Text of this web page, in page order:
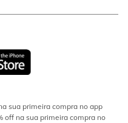
sua primeira compra no app
off na sua primeira compra no